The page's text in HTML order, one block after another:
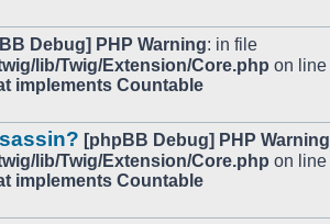
Debug] PHP Warning: in file
lib/Twig/Extension/Core.php on line
implements Countable
[phpBB Debug] PHP Warning
lib/Twig/Extension/Core.php on line
implements Countable